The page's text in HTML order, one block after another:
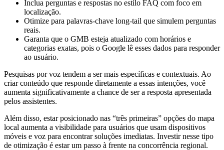
Inclua perguntas e respostas no estilo FAQ com foco em
localização.
Otimize para palavras-chave long-tail que simulem perguntas
reais.
Garanta que o GMB esteja atualizado com horários e
categorias exatas, pois o Google lê esses dados para responder
ao usuário.
Pesquisas por voz tendem a ser mais específicas e contextuais. Ao
criar conteúdo que responde diretamente a essas intenções, você
aumenta significativamente a chance de ser a resposta apresentada
pelos assistentes.
Além disso, estar posicionado nas “três primeiras” opções do mapa
local aumenta a visibilidade para usuários que usam dispositivos
móveis e voz para encontrar soluções imediatas. Investir nesse tipo
de otimização é estar um passo à frente na concorrência regional.